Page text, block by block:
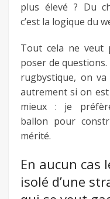
plus élevé ? Du
c’est la logique du
Tout cela ne veut
poser de
rugbystique, on
autrement si on
mieux : je
ballon pour
mérité.
En aucun cas
isolé d’une